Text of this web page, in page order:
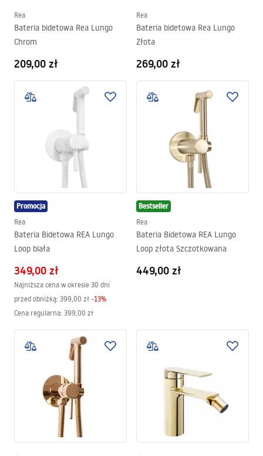
Rea
Bateria bidetowa Rea Lungo
Chrom
209,00 zł
Rea
Bateria bidetowa Rea Lungo
Złota
269,00 zł
Promocja
Rea
Bateria Bidetowa REA Lungo
Loop biała
349,00 zł
Najniższa cena w okresie 30 dni
przed obniżką: 399,00 zł -13%
Cena regularna: 399,00 zł
Bestseller
Rea
Bateria Bidetowa REA Lungo
Loop złota Szczotkowana
449,00 zł